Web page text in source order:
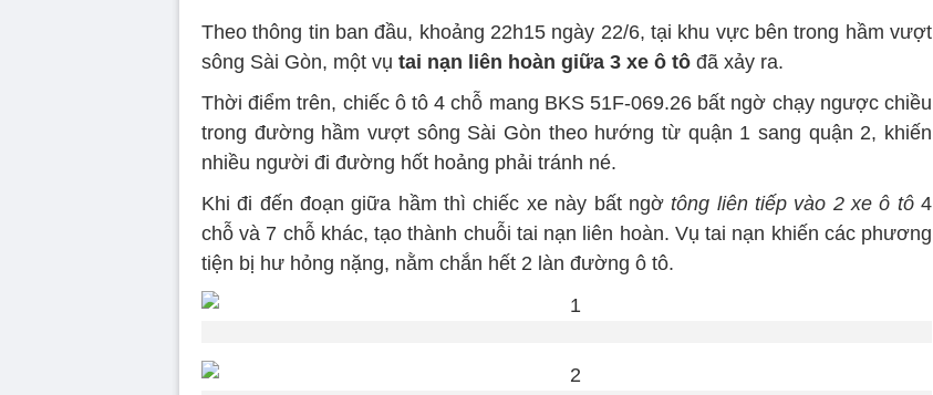
Theo thông tin ban đầu, khoảng 22h15 ngày 22/6, tại khu vực bên trong hầm vượt
sông Sài Gòn, một vụ tai nạn liên hoàn giữa 3 xe ô tô đã xảy ra.
Thời điểm trên, chiếc ô tô 4 chỗ mang BKS 51F-069.26 bất ngờ chạy ngược chiều
trong đường hầm vượt sông Sài Gòn theo hướng từ quận 1 sang quận 2, khiến
nhiều người đi đường hốt hoảng phải tránh né.
Khi đi đến đoạn giữa hầm thì chiếc xe này bất ngờtông liên tiếp vào 2 xe ô tô4
chỗ và 7 chỗ khác, tạo thành chuỗi tai nạn liên hoàn. Vụ tai nạn khiến các phương
tiện bị hư hỏng nặng, nằm chắn hết 2 làn đường ô tô.